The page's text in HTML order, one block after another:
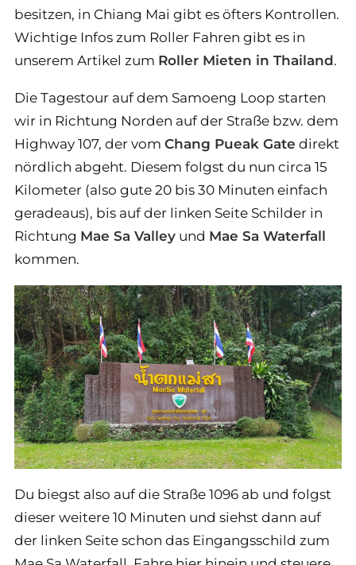
besitzen, in Chiang Mai gibt es öfters Kontrollen.
Wichtige Infos zum Roller Fahren gibt es in
unserem Artikel zum Roller Mieten in Thailand.
Die Tagestour auf dem Samoeng Loop starten
wir in Richtung Norden auf der Straße bzw. dem
Highway 107, der vom Chang Pueak Gate direkt
nördlich abgeht. Diesem folgst du nun circa 15
Kilometer (also gute 20 bis 30 Minuten einfach
geradeaus), bis auf der linken Seite Schilder in
Richtung Mae Sa Valley und Mae Sa Waterfall
kommen.
Du biegst also auf die Straße 1096 ab und folgst
dieser weitere 10 Minuten und siehst dann auf
der linken Seite schon das Eingangsschild zum